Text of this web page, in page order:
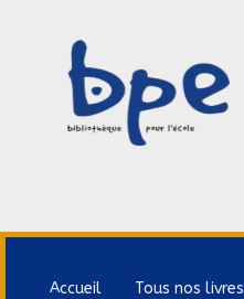
Accueil Tous nos livres